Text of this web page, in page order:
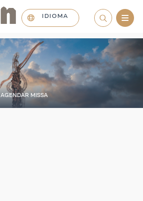
IDIOMA
AGENDAR MISSA